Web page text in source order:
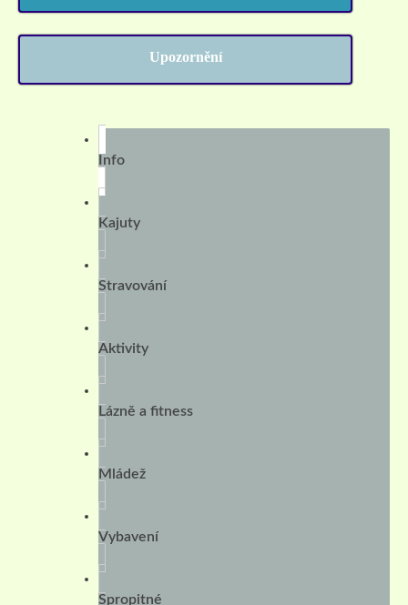
Upozornění
Info
Kajuty
Stravování
Aktivity
Lázně a fitness
Mládež
Vybavení
Spropitné